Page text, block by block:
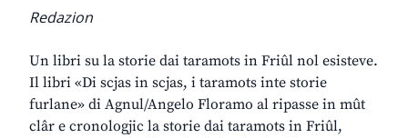
Redazion
Un libri su la storie dai taramots in Friûl nol esisteve.
Il libri «Di scjas in scjas, i taramots inte storie
furlane» di Agnul/Angelo Floramo al ripasse in mût
clâr e cronologjic la storie dai taramots in Friûl,